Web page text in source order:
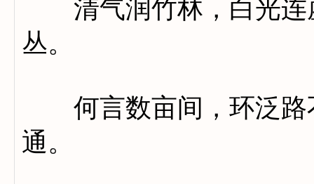
清气润竹林，白光连
丛。
何言数亩间，环泛路
通。